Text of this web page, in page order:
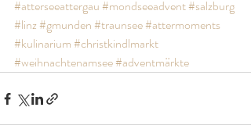
#atterseeattergau#mondseeadvent#salzburg
#linz#gmunden#traunsee#attermoments
#kulinarium#christkindlmarkt
#weihnachtenamsee#adventmärkte